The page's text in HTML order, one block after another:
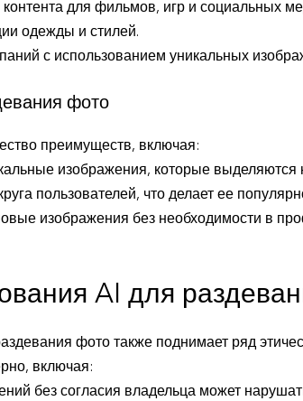
для фильмов, игр и социальных
одежды и стилей.
с использованием уникальных
фото
преимуществ, включая:
изображения, которые выделяются
пользователей, что делает ее
изображения без необходимости в
AI для
фото также поднимает ряд
включая:
без согласия владельца может